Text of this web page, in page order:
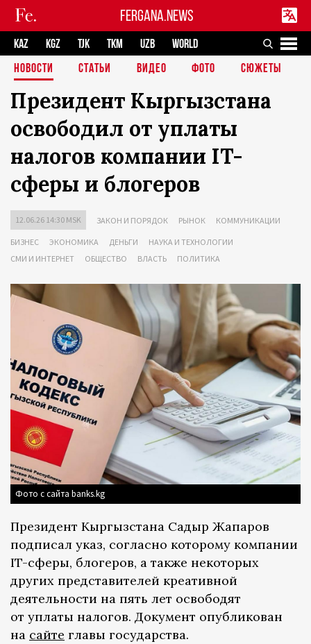
FERGANA.NEWS
KAZ KGZ TJK TKM UZB
WORLD
НОВОСТИ
СТАТЬИ ВИДЕО ФОТО СЮЖЕТЫ
Президент Кыргызстана
освободил от уплаты
налогов компании IT-
сферы и блогеров
12.06.26 14:30 MSK ЗАКОН И ПОРЯДОК РЫНОК КОММУНИКАЦИИ
БИЗНЕС ЭКОНОМИКА ДЕНЬГИ
НАУКА И ТЕХНОЛОГИИ
СМИ И ИНТЕРНЕТ
ОБЩЕСТВО ВЛАСТЬ ПОЛИТИКА
Фото с сайта banks.kg
Президент Кыргызстана Садыр Жапаров
подписал указ, согласно которому компании
IT-сферы, блогеров, а также некоторых
других представителей креативной
деятельности на пять лет освободят
от уплаты налогов. Документ опубликован
на сайте главы государства.